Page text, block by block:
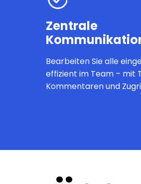
Zentrale
Bearbeiten Sie alle
effizient im Team – mit
Kommentaren und